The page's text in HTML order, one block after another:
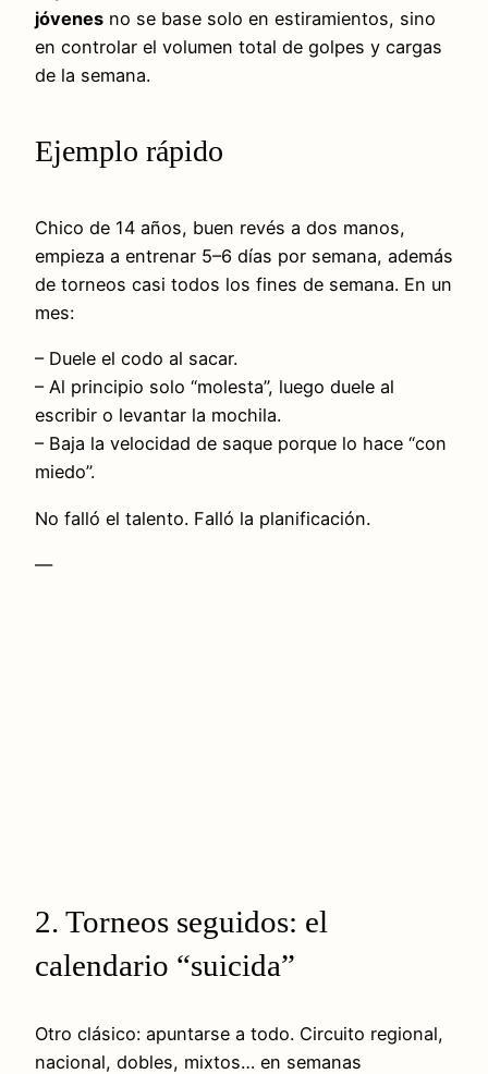
jóvenes no se base solo en estiramientos, sino
en controlar el volumen total de golpes y cargas
de la semana.
Ejemplo rápido
Chico de 14 años, buen revés a dos manos,
empieza a entrenar 5–6 días por semana, además
de torneos casi todos los fines de semana. En un
mes:
– Duele el codo al sacar.
– Al principio solo “molesta”, luego duele al
escribir o levantar la mochila.
– Baja la velocidad de saque porque lo hace “con
miedo”.
No falló el talento. Falló la planificación.
—
2. Torneos seguidos: el
calendario “suicida”
Otro clásico: apuntarse a todo. Circuito regional,
nacional, dobles, mixtos… en semanas